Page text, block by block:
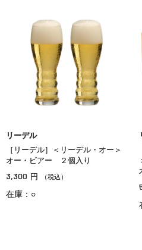
リーデル
［リーデル］＜リーデル・オー＞
オー・ビアー ２個入り
3,300 円 （税込）
在庫：○